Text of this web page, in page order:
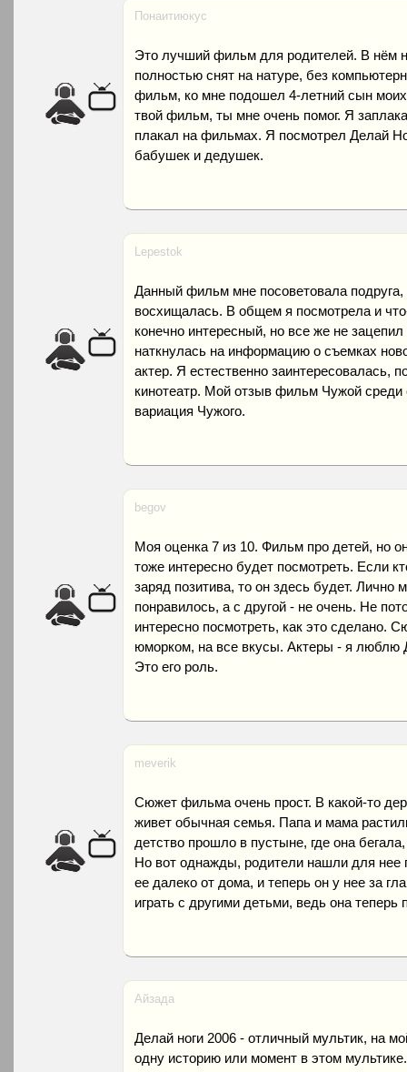
Понаитиюкус
Это лучший фильм для родителей. В нём
полностью снят на натуре, без
фильм, ко мне подошел 4-летний сын
твой фильм, ты мне очень помог. Я
плакал на фильмах. Я посмотрел Делай
бабушек и дедушек.
Lepestok
Данный фильм мне посоветовала
восхищалась. В общем я посмотрела и
конечно интересный, но все же не
наткнулась на информацию о съемках
актер. Я естественно заинтересовалась,
кинотеатр. Мой отзыв фильм Чужой среди
вариация Чужого.
begov
Моя оценка 7 из 10. Фильм про детей, но
тоже интересно будет посмотреть. Если
заряд позитива, то он здесь будет. Лично
понравилось, а с другой - не очень. Не
интересно посмотреть, как это сделано.
юморком, на все вкусы. Актеры - я люблю
Это его роль.
meverik
Сюжет фильма очень прост. В какой-то
живет обычная семья. Папа и мама
детство прошло в пустыне, где она
Но вот однажды, родители нашли для нее
ее далеко от дома, и теперь он у нее за
играть с другими детьми, ведь она теперь
Айзада
Делай ноги 2006 - отличный мультик, на
одну историю или момент в этом